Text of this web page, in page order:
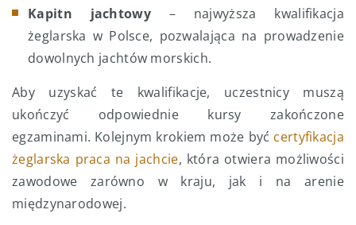
Kapitn jachtowy – najwyższa kwalifikacja
żeglarska w Polsce, pozwalająca na prowadzenie
dowolnych jachtów morskich.
Aby uzyskać te kwalifikacje, uczestnicy muszą
ukończyć odpowiednie kursy zakończone
egzaminami. Kolejnym krokiem może być certyfikacja
żeglarska praca na jachcie, która otwiera możliwości
zawodowe zarówno w kraju, jak i na arenie
międzynarodowej.